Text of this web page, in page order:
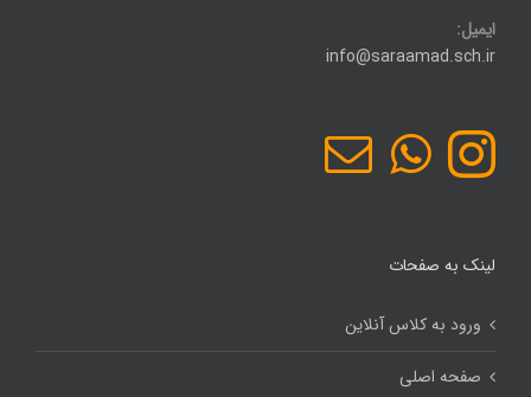
ایمیل:
info@saraamad.sch.ir
لینک به صفحات
ورود به کلاس آنلاین
صفحه اصلی